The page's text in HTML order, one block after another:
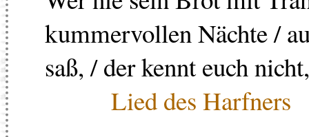
kummervollen Nächte /
saß, / der kennt euch
Lied des Harfners